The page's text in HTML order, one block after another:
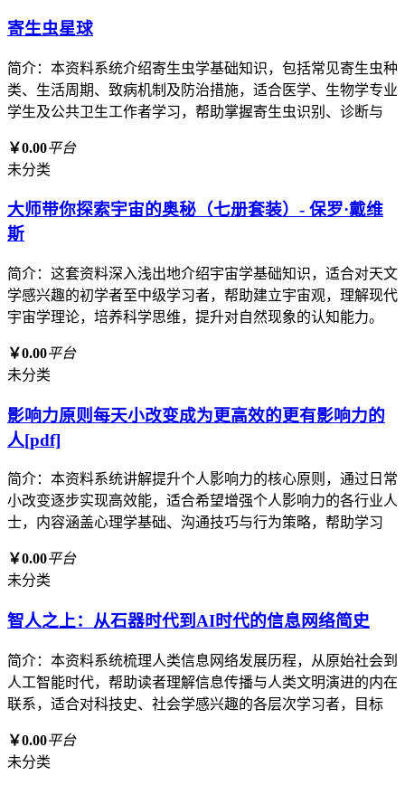
寄生虫星球
简介：本资料系统介绍寄生虫学基础知识，包括常见寄生虫种
类、生活周期、致病机制及防治措施，适合医学、生物学专业
学生及公共卫生工作者学习，帮助掌握寄生虫识别、诊断与
￥0.00平台
未分类
大师带你探索宇宙的奥秘（七册套装）- 保罗·戴维
斯
简介：这套资料深入浅出地介绍宇宙学基础知识，适合对天文
学感兴趣的初学者至中级学习者，帮助建立宇宙观，理解现代
宇宙学理论，培养科学思维，提升对自然现象的认知能力。
￥0.00平台
未分类
影响力原则每天小改变成为更高效的更有影响力的
人[pdf]
简介：本资料系统讲解提升个人影响力的核心原则，通过日常
小改变逐步实现高效能，适合希望增强个人影响力的各行业人
士，内容涵盖心理学基础、沟通技巧与行为策略，帮助学习
￥0.00平台
未分类
智人之上：从石器时代到AI时代的信息网络简史
简介：本资料系统梳理人类信息网络发展历程，从原始社会到
人工智能时代，帮助读者理解信息传播与人类文明演进的内在
联系，适合对科技史、社会学感兴趣的各层次学习者，目标
￥0.00平台
未分类